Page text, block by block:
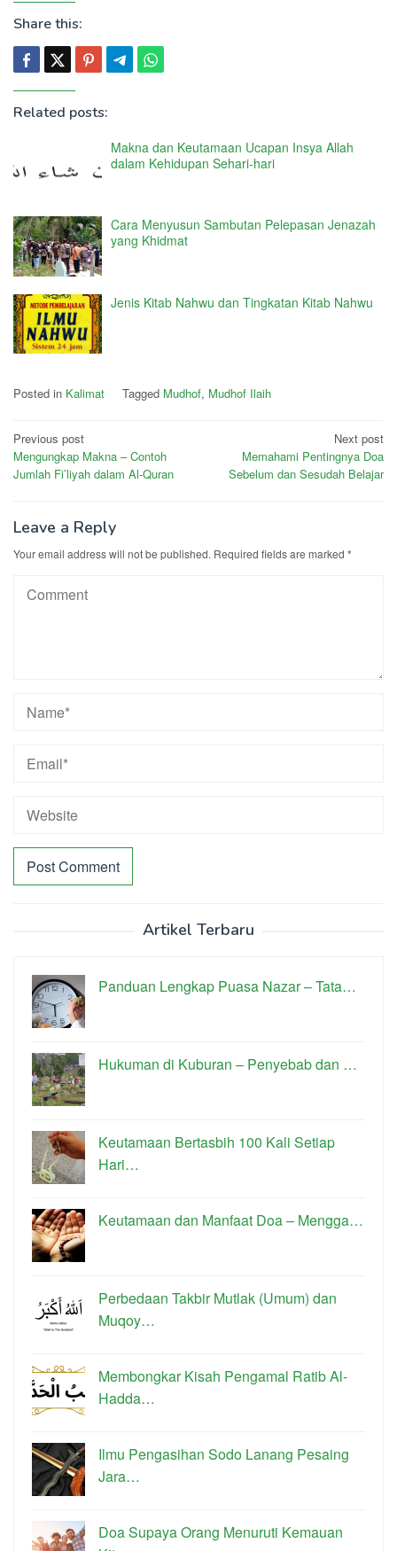
Share this:
Related posts:
Makna dan Keutamaan Ucapan Insya Allah
dalam Kehidupan Sehari-hari
Cara Menyusun Sambutan Pelepasan Jenazah
yang Khidmat
Jenis Kitab Nahwu dan Tingkatan Kitab Nahwu
Posted in Kalimat Tagged Mudhof, Mudhof Ilaih
Post
navigation
Previous post
Mengungkap Makna – Contoh
Jumlah Fi’liyah dalam Al-Quran
Next post
Memahami Pentingnya Doa
Sebelum dan Sesudah Belajar
Leave a Reply
Your email address will not be published. Required fields are marked *
Artikel Terbaru
Panduan Lengkap Puasa Nazar – Tata…
Hukuman di Kuburan – Penyebab dan …
Keutamaan Bertasbih 100 Kali Setiap
Hari…
Keutamaan dan Manfaat Doa – Mengga…
Perbedaan Takbir Mutlak (Umum) dan
Muqoy…
Membongkar Kisah Pengamal Ratib Al-
Hadda…
Ilmu Pengasihan Sodo Lanang Pesaing
Jara…
Doa Supaya Orang Menuruti Kemauan